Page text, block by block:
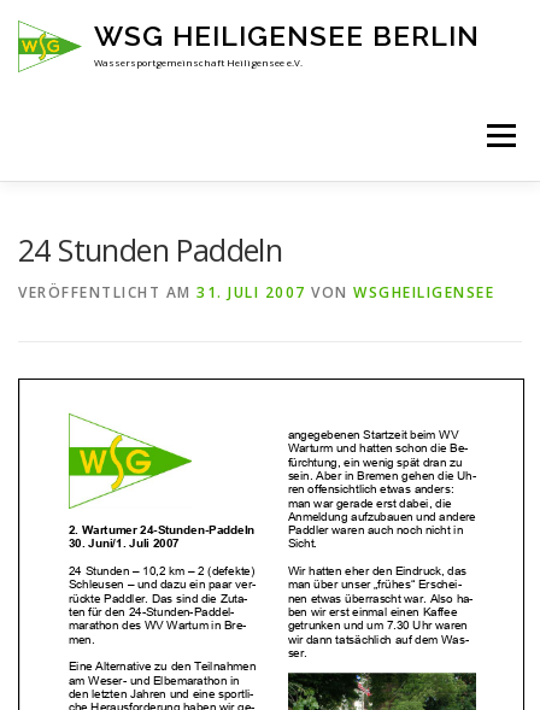
Inhalt
springen
WSG HEILIGENSEE BERLIN
Wassersportgemeinschaft Heiligensee e.V.
Menü
24 Stunden Paddeln
VERÖFFENTLICHT AM 31. JULI 2007 VON WSGHEILIGENSEE